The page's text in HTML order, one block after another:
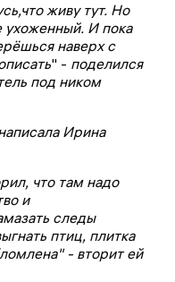
живу тут. Но
ухоженный. И пока
наверх с
" - поделился
под ником
Ирина
что там надо
и
следы
птиц, плитка
- вторит ей